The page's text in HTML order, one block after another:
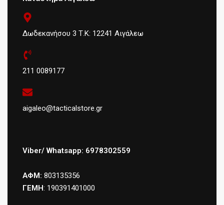
Δωδεκανήσου 3 Τ.Κ: 12241 Αιγάλεω
211 0089177
aigaleo@tacticalstore.gr
Viber/ Whatsapp: 6978302559
ΑΦΜ: 803135356
ΓΕΜΗ: 190391401000